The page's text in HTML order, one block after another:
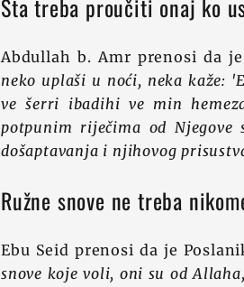
Šta treba proučiti onaj ko
Abdullah b. Amr prenosi da
neko uplaši u noći, neka
ve šerri ibadihi ve min
potpunim riječima od Njegove
došaptavanja i njihovog
Ružne snove ne treba
Ebu Seid prenosi da je
snove koje voli, oni su od